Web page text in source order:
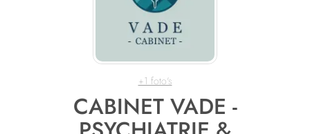
+1 foto's
CABINET VADE -